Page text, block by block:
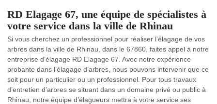
RD Elagage 67, une équipe de spécialistes à
votre service dans la ville de Rhinau
Si vous cherchez un professionnel pour réaliser l’élagage de vos
arbres dans la ville de Rhinau, dans le 67860, faites appel à notre
entreprise d’élagage RD Elagage 67. Avec notre expérience
probante dans l’élagage d’arbres, nous pouvons intervenir que ce
soit pour un particulier ou un professionnel. Pour tous travaux
d’entretien d’arbres se situant dans un domaine privé ou public à
Rhinau, notre équipe d’élagueurs mettra à votre service ses